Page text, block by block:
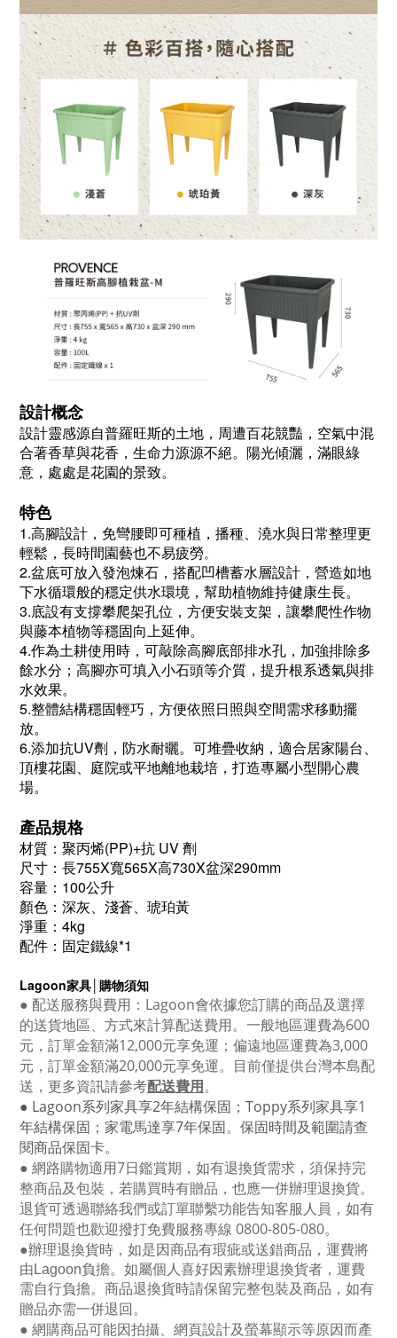
設計概念
設計靈感源自普羅旺斯的土地，周遭百花競豔，空氣中混
合著香草與花香，生命力源源不絕。陽光傾灑，滿眼綠
意，處處是花園的景致。
特色
1.高腳設計，免彎腰即可種植，播種、澆水與日常整理更
輕鬆，長時間園藝也不易疲勞。
2.盆底可放入發泡煉石，搭配凹槽蓄水層設計，營造如地
下水循環般的穩定供水環境，幫助植物維持健康生長。
3.底設有支撐攀爬架孔位，方便安裝支架，讓攀爬性作物
與藤本植物等穩固向上延伸。
4.作為土耕使用時，可敲除高腳底部排水孔，加強排除多
餘水分；高腳亦可填入小石頭等介質，提升根系透氣與排
水效果。
5.整體結構穩固輕巧，方便依照日照與空間需求移動擺
放。
6.添加抗UV劑，防水耐曬。可堆疊收納，適合居家陽台、
頂樓花園、庭院或平地離地栽培，打造專屬小型開心農
場。
產品規格
材質：聚丙烯(PP)+抗 UV 劑
尺寸：長755X寬565X高730X盆深290mm
容量：100公升
顏色：深灰、淺蒼、琥珀黃
淨重：4kg
配件：固定鐵線*1
Lagoon家具│購物須知
● 配送服務與費用： Lagoon會依據您訂購的商品及選擇
的送貨地區、方式來計算配送費用。一般地區運費為600
元，訂單金額滿12,000元享免運；偏遠地區運費為3,000
元，訂單金額滿20,000元享免運。目前僅提供台灣本島配
送，更多資訊請參考配送費用。
● Lagoon系列家具享2年結構保固； Toppy系列家具享1
年結構保固；家電馬達享7年保固。保固時間及範圍請查
閱商品保固卡。
● 網路購物適用7日鑑賞期，如有退換貨需求，須保持完
整商品及包裝，若購買時有贈品，也應一併辦理退換貨。
退貨可透過聯絡我們或訂單聯繫功能告知客服人員，如有
任何問題也歡迎撥打免費服務專線 0800-805-080。
●辦理退換貨時，如是因商品有瑕疵或送錯商品，運費將
由Lagoon負擔。如屬個人喜好因素辦理退換貨者，運費
需自行負擔。商品退換貨時請保留完整包裝及商品，如有
贈品亦需一併退回。
● 網購商品可能因拍攝、網頁設計及螢幕顯示等原因而產